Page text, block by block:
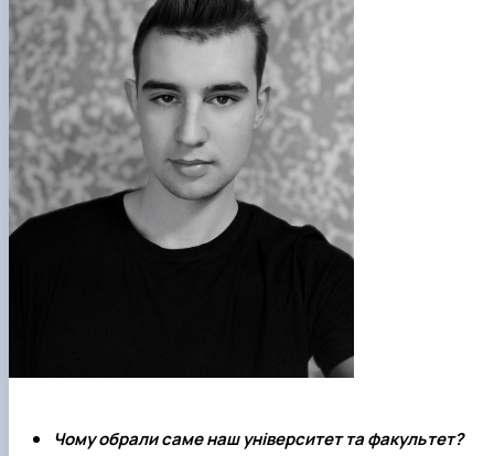
Чому обрали саме наш університет та факультет?